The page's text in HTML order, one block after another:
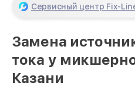
Сервисный центр Fix-
Замена
тока у
Казани